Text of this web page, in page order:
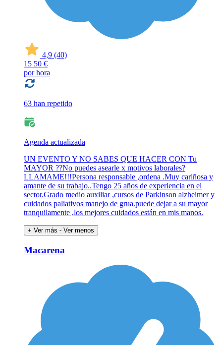
4,9 (40)
15 50 €
por hora
63 han repetido
Agenda actualizada
UN EVENTO Y NO SABES QUE HACER CON Tu
MAYOR ??No puedes asearle x motivos laborales?
LLAMAME!!!Persona responsable ,ordena .Muy cariñosa y
amante de su trabajo..Tengo 25 años de experiencia en el
sector.Grado medio auxiliar ,cursos de Parkinson alzheimer y
cuidados paliativos manejo de grua.puede dejar a su mayor
tranquilamente ,los mejores cuidados están en mis manos.
+ Ver más - Ver menos
Macarena